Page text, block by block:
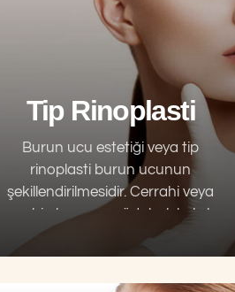
Tip Rinoplasti
Burun ucu estetiği veya tip
rinoplasti burun ucunun
şekillendirilmesidir. Cerrahi veya
cerrahi olmayan müdahalelerle bu
işlem yapılabilmektedir. Burnu üç
eşit parçaya böldüğümüzü hayal
edersek alt 1/3lük kısmın